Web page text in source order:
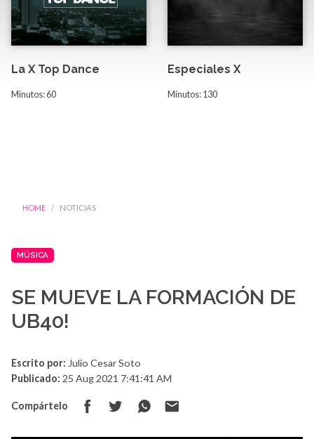
La X Top Dance
Minutos: 60
Especiales X
Minutos: 130
HOME NOTICIAS
MÚSICA
SE MUEVE LA FORMACIÓN DE
UB40!
Escrito por: Julio Cesar Soto
Publicado: 25 Aug 2021 7:41:41 AM
Compártelo